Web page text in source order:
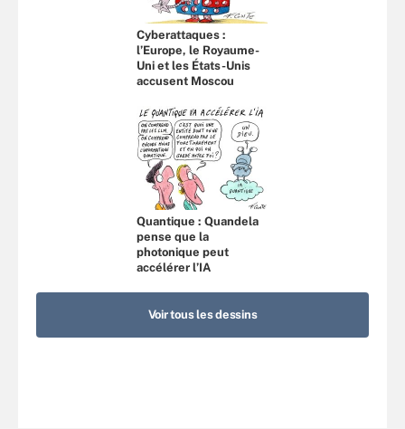
Cyberattaques :
l’Europe, le Royaume-
Uni et les États-Unis
accusent Moscou
Quantique : Quandela
pense que la
photonique peut
accélérer l’IA
Voir tous les dessins